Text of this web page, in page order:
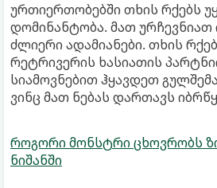
ურთიერთობებში თხის რქებს
დომინანტობა. მათ ურჩევნიათ
ძლიერი ადამიანები. თხის
რეტრივერის ხასიათის
სიამოვნებით ჰყავდეთ
ვინც მათ ნებას დართავს
როგორი მონსტრი ცხოვრობს
ნიშანში